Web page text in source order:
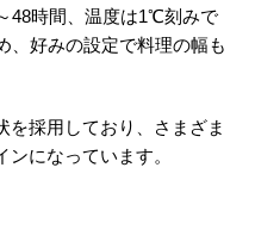
48時間、温度は1℃刻みで
、好みの設定で料理の幅も
を採用しており、さまざま
になっています。